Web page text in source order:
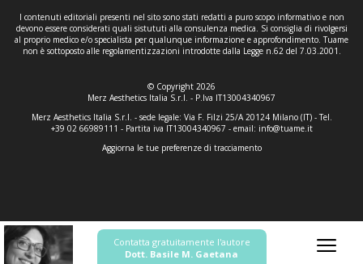
I contenuti editoriali presenti nel sito sono stati redatti a puro scopo informativo e non
devono essere considerati quali sistututi alla consulenza medica. Si consiglia di rivolgersi
al proprio medico e/o specialista per qualunque informazione e approfondimento. Tuame
non è sottoposto alle regolamentizzazioni introdotte dalla Legge n.62 del 7.03.2001.
© Copyright 2026
Merz Aesthetics Italia S.r.l. - P.Iva IT13004340967
Merz Aesthetics Italia S.r.l. - sede legale: Via F. Filzi 25/A 20124 Milano (IT) - Tel.
+39 02 66989111 - Partita iva IT13004340967 - email: info@tuame.it
Aggiorna le tue preferenze di tracciamento
Contatta gratuitamente l'autore
Dott. Basile M. Gaetana